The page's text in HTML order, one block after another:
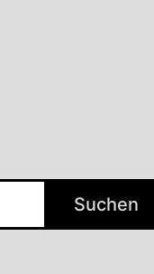
Suchen